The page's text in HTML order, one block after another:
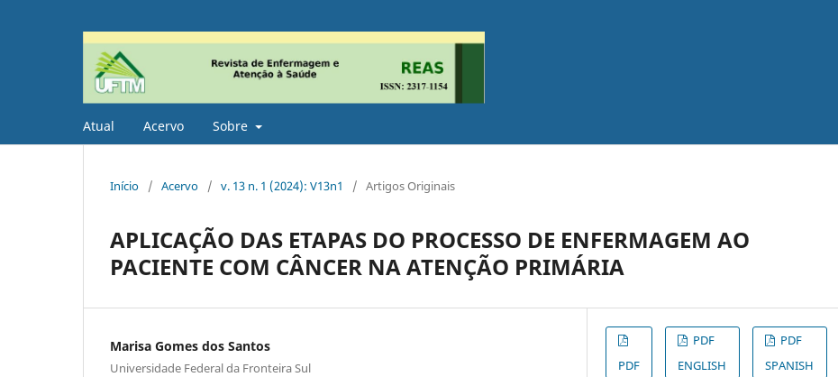
Atual Acervo Sobre
Início / Acervo / v. 13 n. 1 (2024): V13n1 / Artigos Originais
APLICAÇÃO DAS ETAPAS DO PROCESSO DE ENFERMAGEM AO
PACIENTE COM CÂNCER NA ATENÇÃO PRIMÁRIA
Marisa Gomes dos Santos
Universidade Federal da Fronteira Sul
PDF
PDF
ENGLISH
PDF
SPANISH